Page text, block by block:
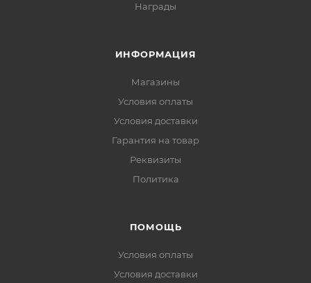
Награды
ИНФОРМАЦИЯ
Магазины
Условия оплаты
Условия доставки
Гарантия на товар
Реквизиты
Политика
ПОМОЩЬ
Условия оплаты
Условия доставки